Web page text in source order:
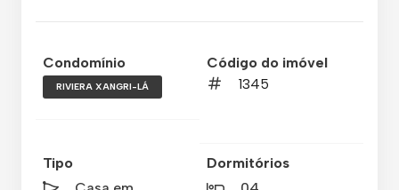
Condomínio
RIVIERA XANGRI-LÁ
Código do imóvel
1345
Tipo
Dormitórios